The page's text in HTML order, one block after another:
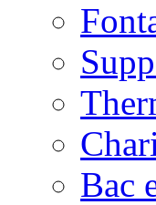
Bac